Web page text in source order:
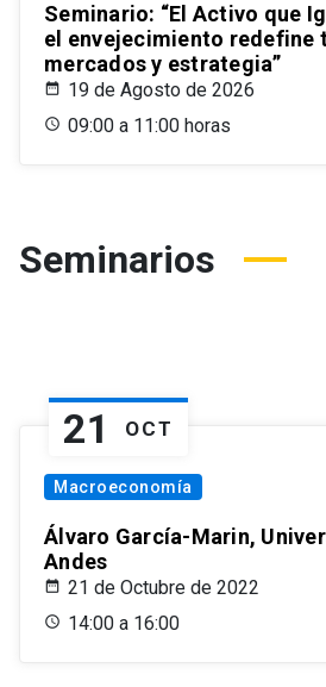
Seminario: “El Activo que
el envejecimiento redefine
mercados y estrategia”
19 de Agosto de 2026
09:00 a 11:00 horas
Seminarios
21 OCT
Macroeconomía
Álvaro García-Marin,
Andes
21 de Octubre de 2022
14:00 a 16:00